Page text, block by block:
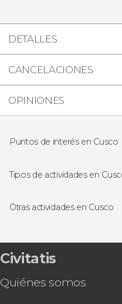
DETALLES
CANCELACIONES
OPINIONES
Puntos de interés en Cusco
Montaña Arcoíris
Tipos de actividades en
Free tours en Cusco
Quads
Excursiones de varios
Gastronomía y
Otras actividades en Cusco
entradas
Excursión de 2 o 3
Excursión de 2 días a
Civitatis
Quiénes somos